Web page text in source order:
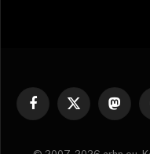
Facebook
X